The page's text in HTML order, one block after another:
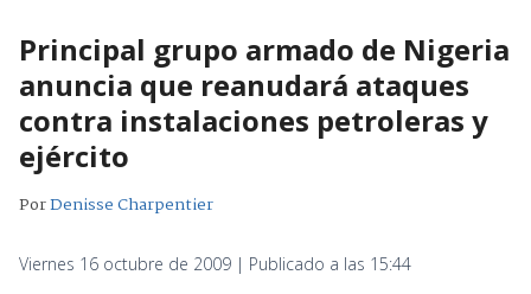
Principal grupo armado de Nigeria
anuncia que reanudará ataques
contra instalaciones petroleras y
ejército
PorDenisse Charpentier
Viernes 16 octubre de 2009 | Publicado a las 15:44